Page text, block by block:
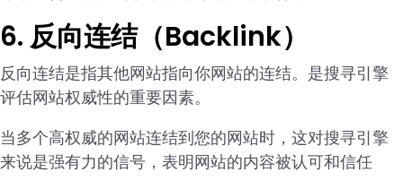
6. 反向连结（Backlink）
反向连结是指其他网站指向你网站的连结。是搜寻引擎
评估网站权威性的重要因素。
当多个高权威的网站连结到您的网站时，这对搜寻引擎
来说是强有力的信号，表明网站的内容被认可和信任